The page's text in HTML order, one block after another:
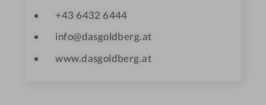
+43 6432 6444
info@dasgoldberg.at
www.dasgoldberg.at